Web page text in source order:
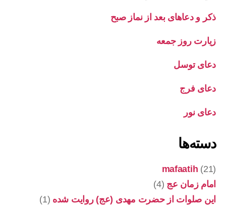
ذکر و دعاهای بعد از نماز صبح
زیارت روز جمعه
دعای توسل
دعای فرج
دعای نور
دسته‌ها
mafaatih (21)
امام زمان عج (4)
این صلوات از حضرت مهدی (عج) روایت شده (1)